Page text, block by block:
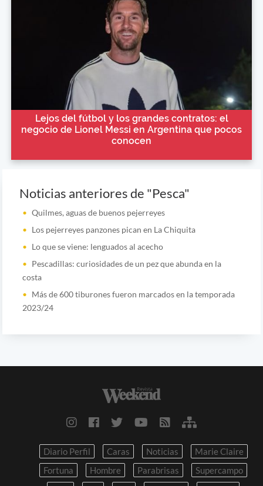
Lejos del fútbol y los grandes contratos: el
negocio de Lionel Messi en Argentina que pocos
conocen
Noticias anteriores de "Pesca"
Quilmes, aguas de buenos pejerreyes
Los pejerreyes panzones pican en La Chiquita
Lo que se viene: lenguados al acecho
Pescadillas: curiosidades de un pez que abunda en la
costa
Más de 600 tiburones fueron marcados en la temporada
2023/24
Diario Perfil Caras Noticias
Marie Claire
Fortuna
Hombre Parabrisas
Supercampo